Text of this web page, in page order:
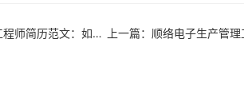
下一篇：元戎启行2027秋招后端开发工程师简历范文：如何用Robotaxi项目打动面试官